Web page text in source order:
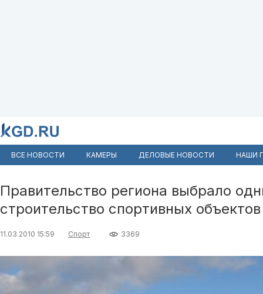
ВСЕ НОВОСТИ КАМЕРЫ ДЕЛОВЫЕ НОВОСТИ НАШИ
Правительство региона выбрало
строительство спортивных объектов
11.03.2010 15:59 Спорт 3369